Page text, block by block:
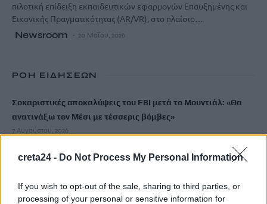
creta24 - Do Not Process My Personal Information
If you wish to opt-out of the sale, sharing to third parties, or
processing of your personal or sensitive information for
πιλοτική επίδειξη εκπαιδευτικών εφαρμογών Επαυξημένης και
Εικονικής Πραγματικότητας (AR/VR), στο πλαίσιο…
Newsroom 20 Μαΐου, 2026
ΡΟΗ ΕΙΔΗΣΕΩΝ
Σοκαριστικές αποκαλύψεις του FBI μετά το Μουντιάλ: «Θα
ανατινάξω τον Μέσι με τέσσερις βόμβες»
7 Αυγούστου, 2026
ΗΠΑ: Δασκάλα χορού κατηγορείται για σεξουαλική
7 Αυγούστου, 2026